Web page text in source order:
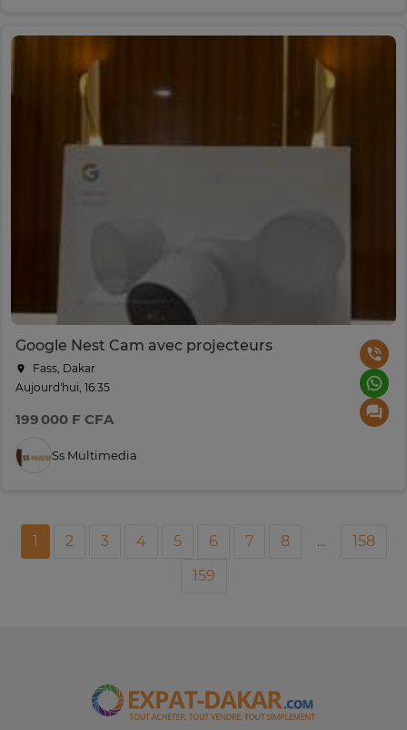
Google Nest Cam avec projecteurs
Fass, Dakar
Aujourd'hui, 16:35
199 000 F CFA
Ss Multimedia
1 2 3 4 5 6 7 8 ...
158
159